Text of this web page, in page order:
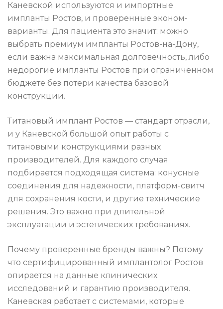
Каневской используются и импортные
импланты Ростов, и проверенные эконом-
варианты. Для пациента это значит: можно
выбрать премиум импланты Ростов-на-Дону,
если важна максимальная долговечность, либо
недорогие импланты Ростов при ограниченном
бюджете без потери качества базовой
конструкции.
Титановый имплант Ростов — стандарт отрасли,
и у Каневской большой опыт работы с
титановыми конструкциями разных
производителей. Для каждого случая
подбирается подходящая система: конусные
соединения для надежности, платформ-свитч
для сохранения кости, и другие технические
решения. Это важно при длительной
эксплуатации и эстетических требованиях.
Почему проверенные бренды важны? Потому
что сертифицированный имплантолог Ростов
опирается на данные клинических
исследований и гарантию производителя.
Каневская работает с системами, которые